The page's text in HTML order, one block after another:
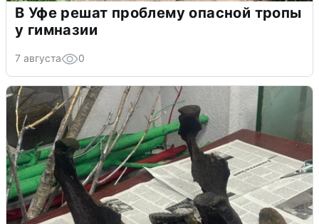
В Уфе решат проблему опасной тропы
у гимназии
7 августа 0